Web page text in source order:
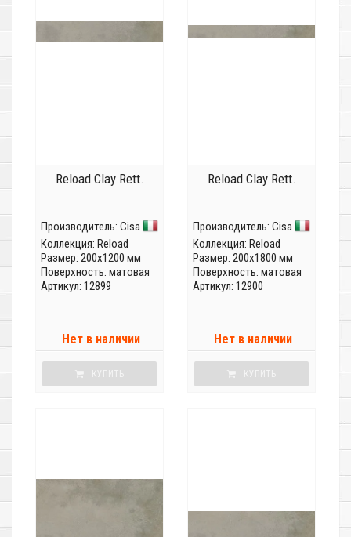
Reload Clay Rett.
Производитель: Cisa
Коллекция: Reload
Размер: 200x1200 мм
Поверхность: матовая
Артикул: 12899
Нет в наличии
КУПИТЬ
Reload Clay Rett.
Производитель: Cisa
Коллекция: Reload
Размер: 200x1800 мм
Поверхность: матовая
Артикул: 12900
Нет в наличии
КУПИТЬ